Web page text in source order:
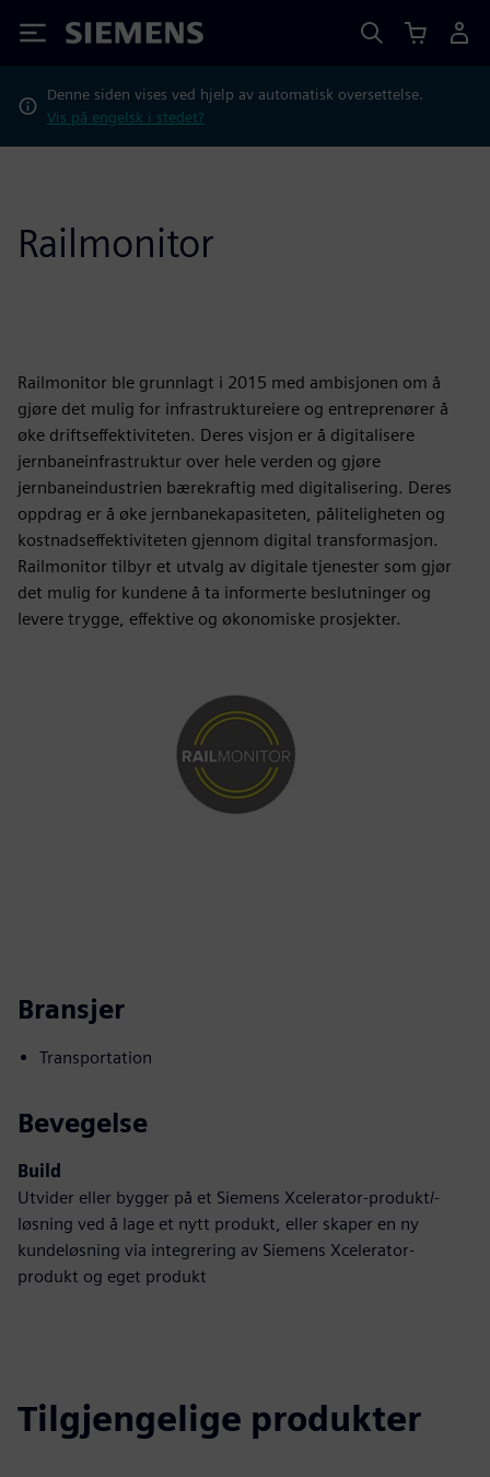
Siemens
Denne siden vises ved hjelp av automatisk oversettelse.
Vis på engelsk i stedet?
Railmonitor
Railmonitor ble grunnlagt i 2015 med ambisjonen om å
gjøre det mulig for infrastruktureiere og entreprenører å
øke driftseffektiviteten. Deres visjon er å digitalisere
jernbaneinfrastruktur over hele verden og gjøre
jernbaneindustrien bærekraftig med digitalisering. Deres
oppdrag er å øke jernbanekapasiteten, påliteligheten og
kostnadseffektiviteten gjennom digital transformasjon.
Railmonitor tilbyr et utvalg av digitale tjenester som gjør
det mulig for kundene å ta informerte beslutninger og
levere trygge, effektive og økonomiske prosjekter.
Bransjer
Transportation
Bevegelse
Build
Utvider eller bygger på et Siemens Xcelerator-produkt/-
løsning ved å lage et nytt produkt, eller skaper en ny
kundeløsning via integrering av Siemens Xcelerator-
produkt og eget produkt
Tilgjengelige produkter